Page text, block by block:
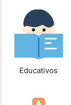
Educativos